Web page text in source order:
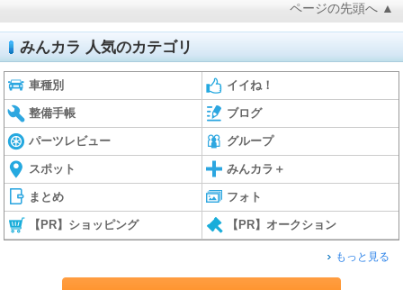
ページの先頭へ ▲
みんカラ 人気のカテゴリ
車種別 イイね！
整備手帳 ブログ
パーツレビュー グループ
スポット みんカラ＋
まとめ フォト
【PR】ショッピング 【PR】オークション
もっと見る